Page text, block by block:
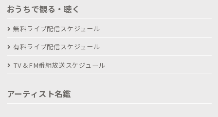
おうちで観る・聴く
無料ライブ配信スケジュール
有料ライブ配信スケジュール
TV＆FM番組放送スケジュール
アーティスト名鑑